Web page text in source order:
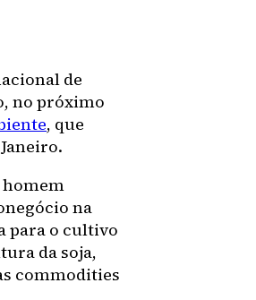
de
no próximo
, que
homem
na
para o cultivo
da soja,
commodities